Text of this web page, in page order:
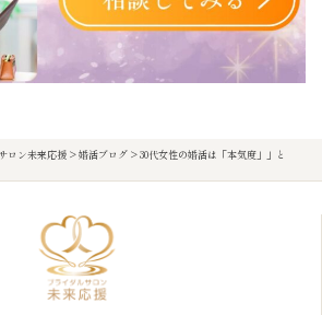
ロン未来応援>婚活ブログ>30代女性の婚活は「本気度」」と